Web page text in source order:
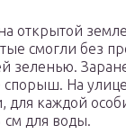
открытой
смогли без
зеленью.
спорыш. На
каждой
для воды.